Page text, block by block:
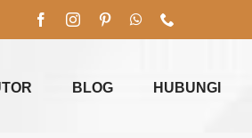
BLOG HUBUNGI